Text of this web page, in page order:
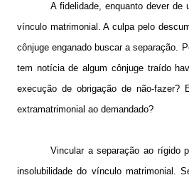
A fidelidade, enquanto dever
vínculo matrimonial. A culpa pelo
cônjuge enganado buscar a separação.
tem notícia de algum cônjuge traído
execução de obrigação de não-
extramatrimonial ao demandado?
Vincular a separação ao rígido
insolubilidade do vínculo matrimonial.